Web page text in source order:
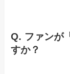
Q. ファンが
すか？